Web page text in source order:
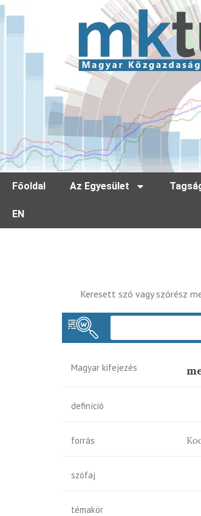
Főoldal Az Egyesület
EN
Keresett szó vagy szórész
Magyar kifejezés
definíció
forrás
szófaj
témakör